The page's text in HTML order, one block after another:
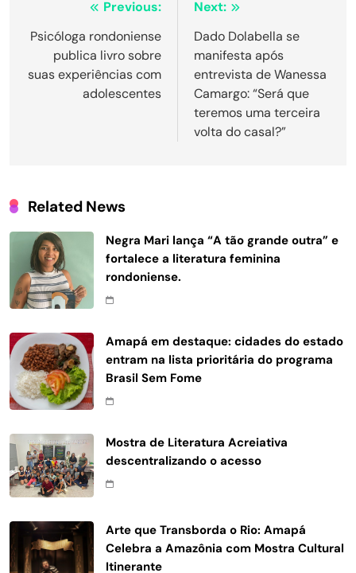
Navegação
de
Post
Previous:
Psicóloga rondoniense
publica livro sobre
suas experiências com
adolescentes
Next:
Dado Dolabella se
manifesta após
entrevista de Wanessa
Camargo: “Será que
teremos uma terceira
volta do casal?”
Related News
Negra Mari lança “A tão grande outra” e
fortalece a literatura feminina
rondoniense.
Amapá em destaque: cidades do estado
entram na lista prioritária do programa
Brasil Sem Fome
Mostra de Literatura Acreiativa
descentralizando o acesso
Arte que Transborda o Rio: Amapá
Celebra a Amazônia com Mostra Cultural
Itinerante